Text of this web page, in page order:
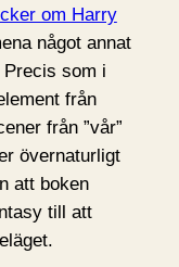
om Harry
något annat
som i
från
från ”vår”
övernaturligt
att boken
till att